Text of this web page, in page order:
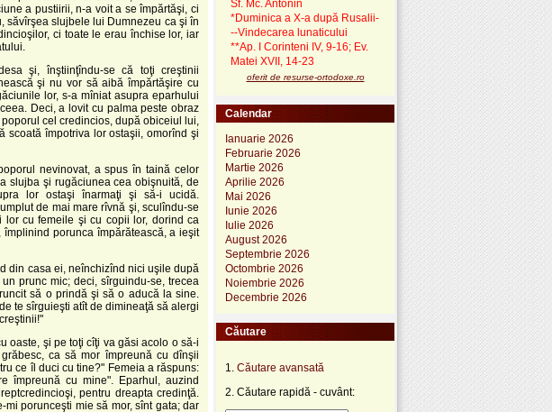
a pustiirii, n-a voit a se împărtăşi, ci
săvîrşea slujbele lui Dumnezeu ca şi în
ci toate le erau închise lor, iar
şi, înştiinţîndu-se că toţi creştinii
şi nu vor să aibă împărtăşire cu
lor, s-a mîniat asupra eparhului
Deci, a lovit cu palma peste obraz
cel credincios, după obiceiul lui,
scoată împotriva lor ostaşii, omorînd şi
nevinovat, a spus în taină celor
slujba şi rugăciunea cea obişnuită, de
lor ostaşi înarmaţi şi să-i ucidă.
de mai mare rîvnă şi, sculîndu-se
cu femeile şi cu copii lor, dorind ca
porunca împărătească, a ieşit
din casa ei, neînchizînd nici uşile după
prunc mic; deci, sîrguindu-se, trecea
să o prindă şi să o aducă la sine.
te sîrguieşti atît de dimineaţă să alergi
oaste, şi pe toţi cîţi va găsi acolo o să-i
ca să mor împreună cu dînşii
ce îl duci cu tine?" Femeia a răspuns:
împreună cu mine". Eparhul, auzind
pentru dreapta credinţă.
porunceşti mie să mor, sînt gata; dar
Sf. Mc. Antonin
*Duminica a X-a după Rusalii-
--Vindecarea lunaticului
**Ap. I Corinteni IV, 9-16; Ev.
Matei XVII, 14-23
oferit de resurse-ortodoxe.ro
Calendar
Ianuarie 2026
Februarie 2026
Martie 2026
Aprilie 2026
Mai 2026
Iunie 2026
Iulie 2026
August 2026
Septembrie 2026
Octombrie 2026
Noiembrie 2026
Decembrie 2026
Căutare
1. Căutare avansată
2. Căutare rapidă - cuvânt: